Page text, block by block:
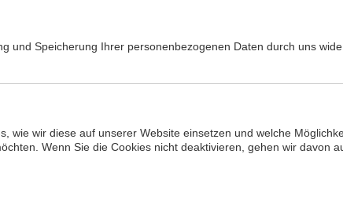
und Speicherung Ihrer personenbezogenen Daten durch uns
wie wir diese auf unserer Website einsetzen und welche
Wenn Sie die Cookies nicht deaktivieren, gehen wir davon